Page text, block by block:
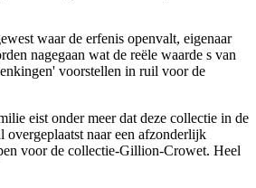
waar de erfenis openvalt, eigenaar
nagegaan wat de reële waarde s van
voorstellen in ruil voor de
eist onder meer dat deze collectie in de
naar een afzonderlijk
voor de collectie-Gillion-Crowet. Heel